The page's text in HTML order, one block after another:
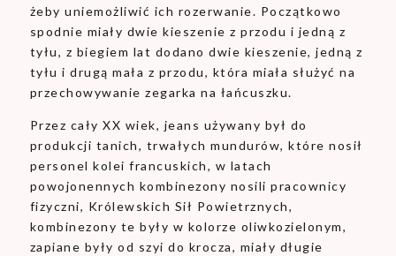
żeby uniemożliwić ich rozerwanie. Początkowo
spodnie miały dwie kieszenie z przodu i jedną z
tyłu, z biegiem lat dodano dwie kieszenie, jedną z
tyłu i drugą mała z przodu, która miała służyć na
przechowywanie zegarka na łańcuszku.
Przez cały XX wiek, jeans używany był do
produkcji tanich, trwałych mundurów, które nosił
personel kolei francuskich, w latach
powojonennych kombinezony nosili pracownicy
fizyczni, Królewskich Sił Powietrznych,
kombinezony te były w kolorze oliwkozielonym,
zapiane były od szyi do krocza, miały długie